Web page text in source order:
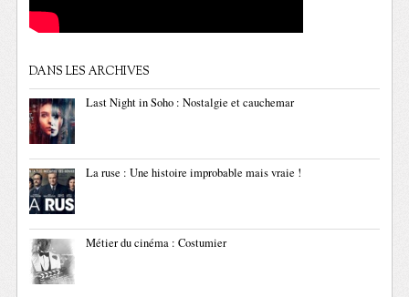
DANS LES ARCHIVES
Last Night in Soho : Nostalgie et cauchemar
La ruse : Une histoire improbable mais vraie !
Métier du cinéma : Costumier